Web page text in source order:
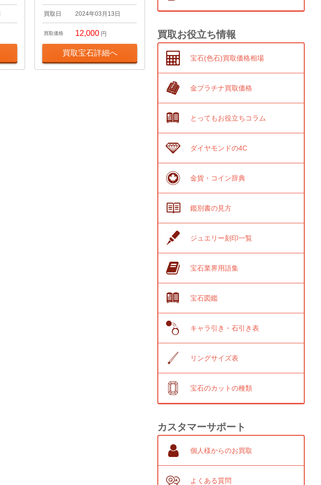
買取日 2024年03月13日
買取価格 12,000 円
買取宝石詳細へ
買取お役立ち情報
宝石(色石)買取価格相場
金プラチナ買取価格
とってもお役立ちコラム
ダイヤモンドの4C
金貨・コイン辞典
鑑別書の見方
ジュエリー刻印一覧
宝石業界用語集
宝石図鑑
キャラ引き・石引き表
リングサイズ表
宝石のカットの種類
カスタマーサポート
個人様からのお買取
よくある質問